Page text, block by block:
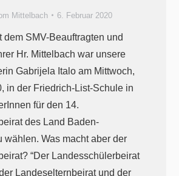
Mittelbach 6. Februar 2020
dem SMV-Beauftragten und
Hr. Mittelbach war unsere
Gabrijela Italo am Mittwoch,
in der Friedrich-List-Schule in
für den 14.
des Land Baden-
wählen. Was macht aber der
“Der Landesschülerbeirat
Landeselternbeirat und der